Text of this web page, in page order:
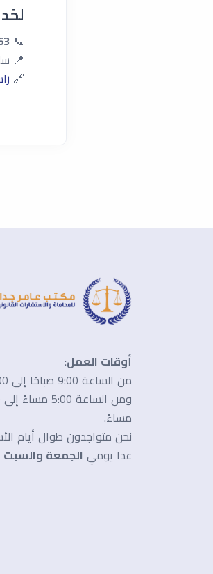
📞
📍
🔗
أوقات العمل:
مساءً.
نحن متواجدون طوال أيام
عدا يومي الجمعة والسبت